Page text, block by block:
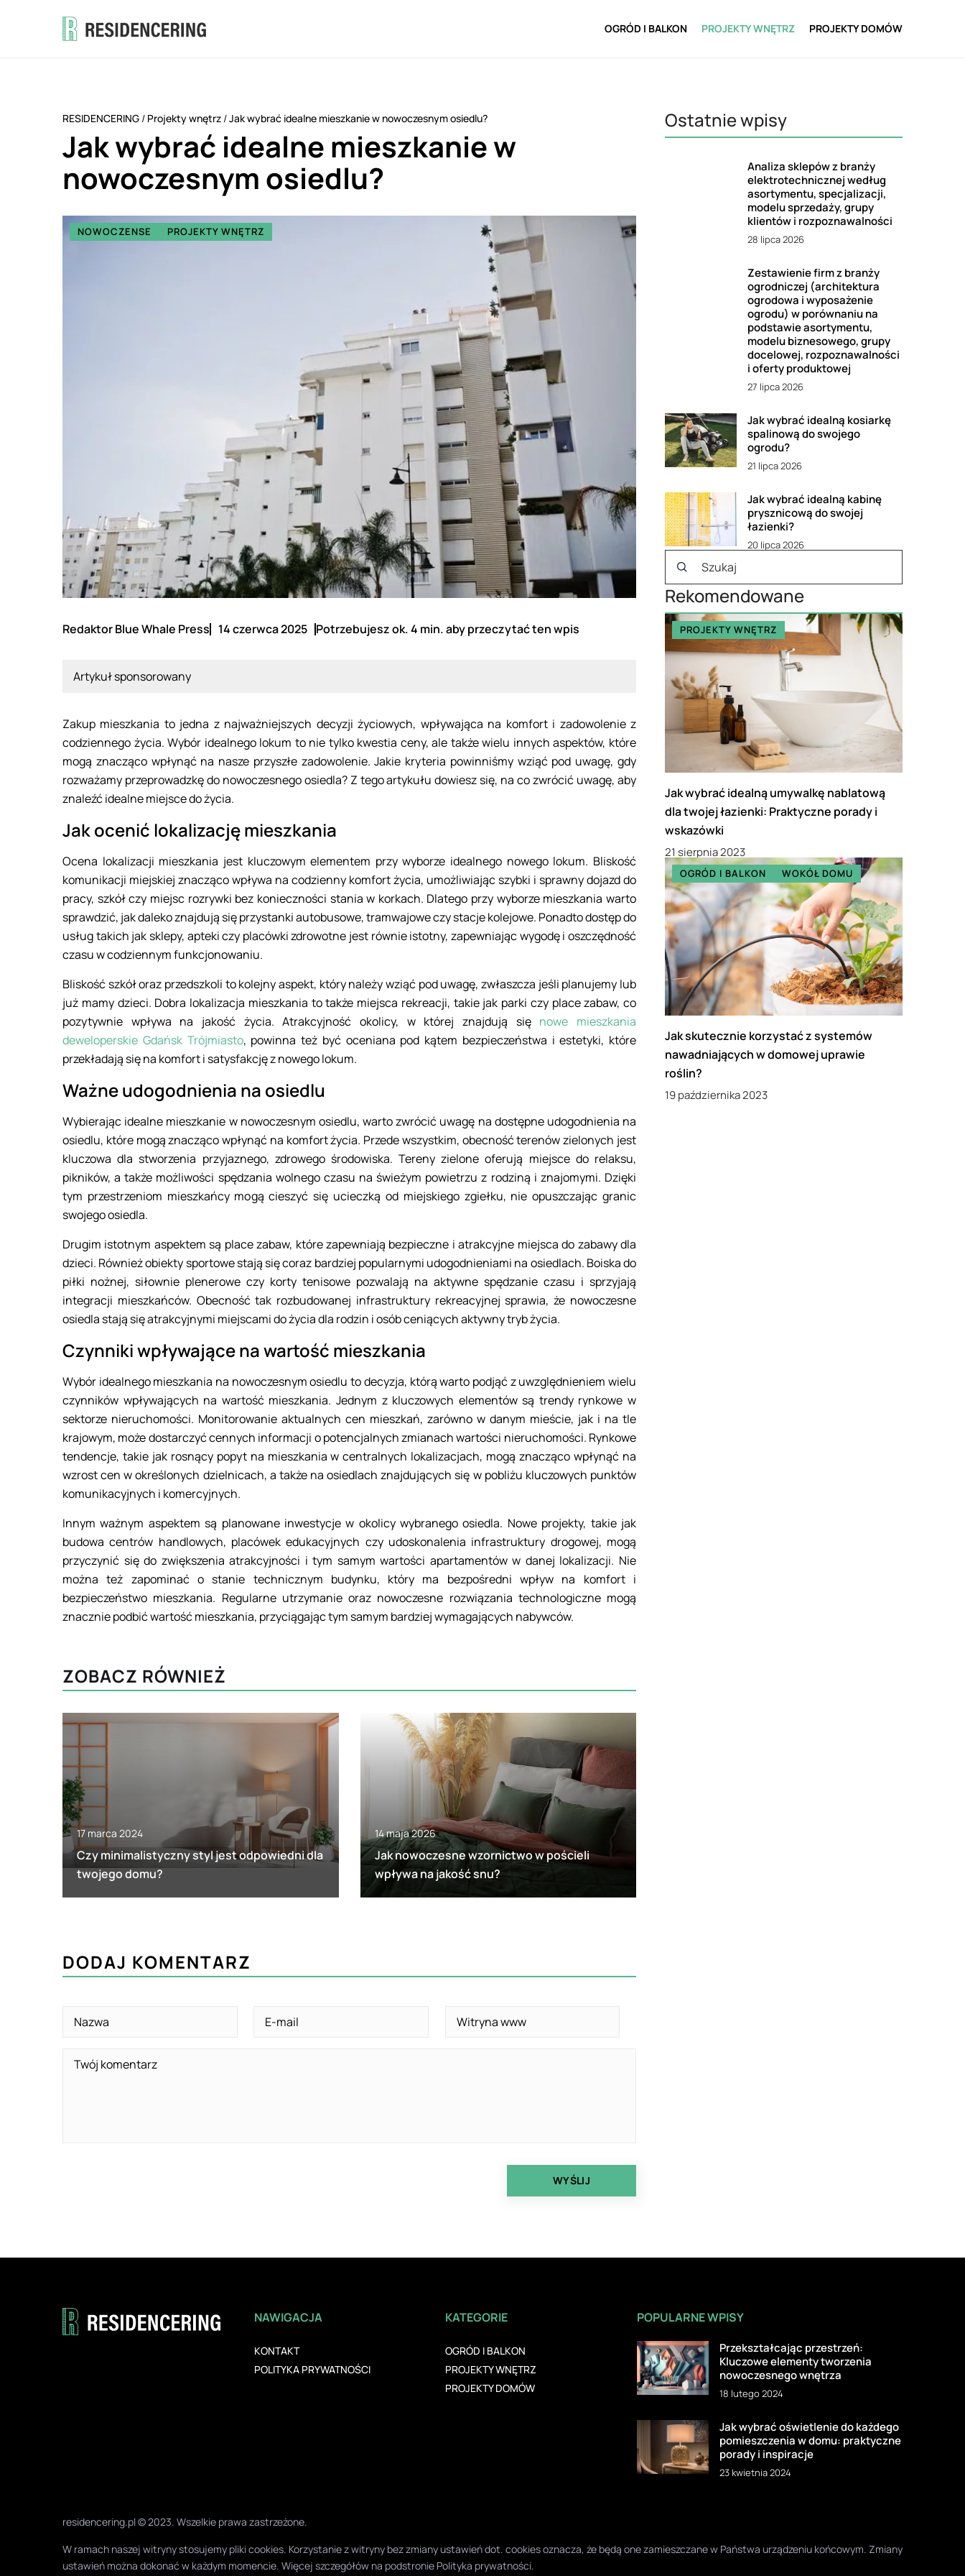
OGRÓD I BALKON PROJEKTY WNĘTRZ PROJEKTY DOMÓW
RESIDENCERING / Projekty wnętrz /Jak wybrać idealne mieszkanie w nowoczesnym osiedlu?
Jak wybrać idealne mieszkanie w
nowoczesnym osiedlu?
NOWOCZENSE PROJEKTY WNĘTRZ
Redaktor Blue Whale Press 14 czerwca 2025 Potrzebujesz ok. 4 min. aby przeczytać ten wpis
Artykuł sponsorowany
Zakup mieszkania to jedna z najważniejszych decyzji życiowych, wpływająca na komfort i zadowolenie z
codziennego życia. Wybór idealnego lokum to nie tylko kwestia ceny, ale także wielu innych aspektów, które
mogą znacząco wpłynąć na nasze przyszłe zadowolenie. Jakie kryteria powinniśmy wziąć pod uwagę, gdy
rozważamy przeprowadzkę do nowoczesnego osiedla? Z tego artykułu dowiesz się, na co zwrócić uwagę, aby
znaleźć idealne miejsce do życia.
Jak ocenić lokalizację mieszkania
Ocena lokalizacji mieszkania jest kluczowym elementem przy wyborze idealnego nowego lokum. Bliskość
komunikacji miejskiej znacząco wpływa na codzienny komfort życia, umożliwiając szybki i sprawny dojazd do
pracy, szkół czy miejsc rozrywki bez konieczności stania w korkach. Dlatego przy wyborze mieszkania warto
sprawdzić, jak daleko znajdują się przystanki autobusowe, tramwajowe czy stacje kolejowe. Ponadto dostęp do
usług takich jak sklepy, apteki czy placówki zdrowotne jest równie istotny, zapewniając wygodę i oszczędność
czasu w codziennym funkcjonowaniu.
Bliskość szkół oraz przedszkoli to kolejny aspekt, który należy wziąć pod uwagę, zwłaszcza jeśli planujemy lub
już mamy dzieci. Dobra lokalizacja mieszkania to także miejsca rekreacji, takie jak parki czy place zabaw, co
pozytywnie wpływa na jakość życia. Atrakcyjność okolicy, w której znajdują się nowe mieszkania
deweloperskie Gdańsk Trójmiasto, powinna też być oceniana pod kątem bezpieczeństwa i estetyki, które
przekładają się na komfort i satysfakcję z nowego lokum.
Ważne udogodnienia na osiedlu
Wybierając idealne mieszkanie w nowoczesnym osiedlu, warto zwrócić uwagę na dostępne udogodnienia na
osiedlu, które mogą znacząco wpłynąć na komfort życia. Przede wszystkim, obecność terenów zielonych jest
kluczowa dla stworzenia przyjaznego, zdrowego środowiska. Tereny zielone oferują miejsce do relaksu,
pikników, a także możliwości spędzania wolnego czasu na świeżym powietrzu z rodziną i znajomymi. Dzięki
tym przestrzeniom mieszkańcy mogą cieszyć się ucieczką od miejskiego zgiełku, nie opuszczając granic
swojego osiedla.
Drugim istotnym aspektem są place zabaw, które zapewniają bezpieczne i atrakcyjne miejsca do zabawy dla
dzieci. Również obiekty sportowe stają się coraz bardziej popularnymi udogodnieniami na osiedlach. Boiska do
piłki nożnej, siłownie plenerowe czy korty tenisowe pozwalają na aktywne spędzanie czasu i sprzyjają
integracji mieszkańców. Obecność tak rozbudowanej infrastruktury rekreacyjnej sprawia, że nowoczesne
osiedla stają się atrakcyjnymi miejscami do życia dla rodzin i osób ceniących aktywny tryb życia.
Czynniki wpływające na wartość mieszkania
Wybór idealnego mieszkania na nowoczesnym osiedlu to decyzja, którą warto podjąć z uwzględnieniem wielu
czynników wpływających na wartość mieszkania. Jednym z kluczowych elementów są trendy rynkowe w
sektorze nieruchomości. Monitorowanie aktualnych cen mieszkań, zarówno w danym mieście, jak i na tle
krajowym, może dostarczyć cennych informacji o potencjalnych zmianach wartości nieruchomości. Rynkowe
tendencje, takie jak rosnący popyt na mieszkania w centralnych lokalizacjach, mogą znacząco wpłynąć na
wzrost cen w określonych dzielnicach, a także na osiedlach znajdujących się w pobliżu kluczowych punktów
komunikacyjnych i komercyjnych.
Innym ważnym aspektem są planowane inwestycje w okolicy wybranego osiedla. Nowe projekty, takie jak
budowa centrów handlowych, placówek edukacyjnych czy udoskonalenia infrastruktury drogowej, mogą
przyczynić się do zwiększenia atrakcyjności i tym samym wartości apartamentów w danej lokalizacji. Nie
można też zapominać o stanie technicznym budynku, który ma bezpośredni wpływ na komfort i
bezpieczeństwo mieszkania. Regularne utrzymanie oraz nowoczesne rozwiązania technologiczne mogą
znacznie podbić wartość mieszkania, przyciągając tym samym bardziej wymagających nabywców.
ZOBACZ RÓWNIEŻ
17 marca 2024
Czy minimalistyczny styl jest odpowiedni dla
twojego domu?
14 maja 2026
Jak nowoczesne wzornictwo w pościeli
wpływa na jakość snu?
Ostatnie wpisy
Analiza sklepów z branży
elektrotechnicznej według
asortymentu, specjalizacji,
modelu sprzedaży, grupy
klientów i rozpoznawalności
28 lipca 2026
Zestawienie firm z branży
ogrodniczej (architektura
ogrodowa i wyposażenie
ogrodu) w porównaniu na
podstawie asortymentu,
modelu biznesowego, grupy
docelowej, rozpoznawalności
i oferty produktowej
27 lipca 2026
Jak wybrać idealną kosiarkę
spalinową do swojego
ogrodu?
21 lipca 2026
Jak wybrać idealną kabinę
prysznicową do swojej
łazienki?
20 lipca 2026
Rekomendowane
PROJEKTY WNĘTRZ
Jak wybrać idealną umywalkę nablatową
dla twojej łazienki: Praktyczne porady i
wskazówki
21 sierpnia 2023
OGRÓD I BALKON WOKÓŁ DOMU
Jak skutecznie korzystać z systemów
nawadniających w domowej uprawie
roślin?
19 października 2023
DODAJ KOMENTARZ
NAWIGACJA
KONTAKT
POLITYKA PRYWATNOŚCI
KATEGORIE
OGRÓD I BALKON
PROJEKTY WNĘTRZ
PROJEKTY DOMÓW
POPULARNE WPISY
Przekształcając przestrzeń:
Kluczowe elementy tworzenia
nowoczesnego wnętrza
18 lutego 2024
Jak wybrać oświetlenie do każdego
pomieszczenia w domu: praktyczne
porady i inspiracje
23 kwietnia 2024
residencering.pl © 2023. Wszelkie prawa zastrzeżone.
W ramach naszej witryny stosujemy pliki cookies. Korzystanie z witryny bez zmiany ustawień dot. cookies oznacza, że będą one zamieszczane w Państwa urządzeniu końcowym. Zmiany
ustawień można dokonać w każdym momencie. Więcej szczegółów na podstronie Polityka prywatności.